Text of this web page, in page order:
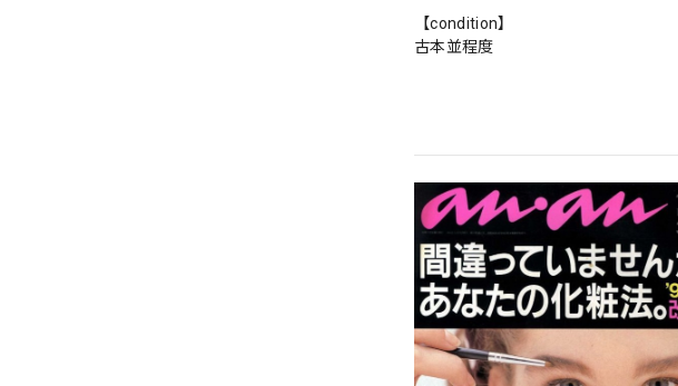
【condition】
古本並程度